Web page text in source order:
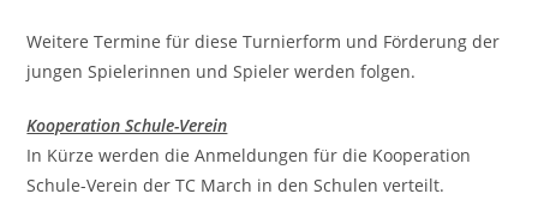
Weitere Termine für diese Turnierform und Förderung der
jungen Spielerinnen und Spieler werden folgen.
Kooperation Schule-Verein
In Kürze werden die Anmeldungen für die Kooperation
Schule-Verein der TC March in den Schulen verteilt.